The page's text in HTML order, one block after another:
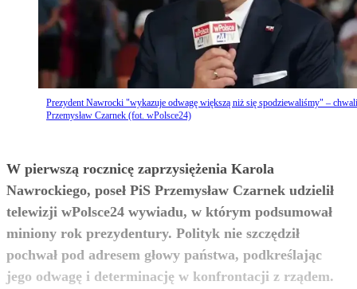
Prezydent Nawrocki "wykazuje odwagę większą niż się spodziewaliśmy" – chwali
Przemysław Czarnek (fot. wPolsce24)
W pierwszą rocznicę zaprzysiężenia Karola
Nawrockiego, poseł PiS Przemysław Czarnek udzielił
telewizji wPolsce24 wywiadu, w którym podsumował
miniony rok prezydentury. Polityk nie szczędził
pochwał pod adresem głowy państwa, podkreślając
jego odwagę i determinację w konfrontacji z rządem.